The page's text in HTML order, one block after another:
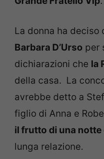
La donna ha deciso
Barbara D’Urso per
dichiarazioni che la
della casa. La
avrebbe detto a
figlio di Anna e
il frutto di una notte
lunga relazione.